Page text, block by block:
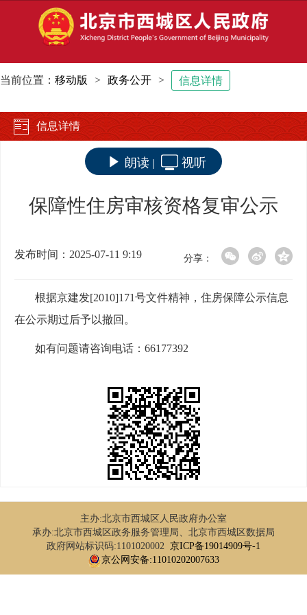
当前位置： 移动版 > 政务公开 > 信息详情
信息详情
朗读 | 视听
保障性住房审核资格复审公示
发布时间：2025-07-11 9:19 分享：
根据京建发[2010]171号文件精神，住房保障公示信息
在公示期过后予以撤回。
如有问题请咨询电话： 66177392
主办:北京市西城区人民政府办公室
承办:北京市西城区政务服务管理局、北京市西城区数据局
政府网站标识码:1101020002 京ICP备19014909号-1
京公网安备:11010202007633